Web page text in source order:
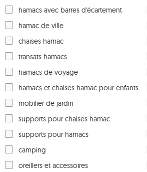
hamacs avec barres d'écartement
hamac de ville
chaises hamac
transats hamacs
hamacs de voyage
hamacs et chaises hamac pour enfants
mobilier de jardin
supports pour chaises hamac
supports pour hamacs
camping
oreillers et accessoires